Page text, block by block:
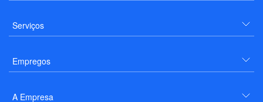
Serviços
Empregos
A Empresa